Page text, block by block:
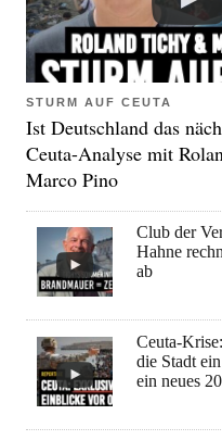
STURM AUF CEUTA
Ist Deutschland das
Ceuta-Analyse mit
Marco Pino
Club der
Hahne
ab
Ceuta-
die Stadt
ein neues